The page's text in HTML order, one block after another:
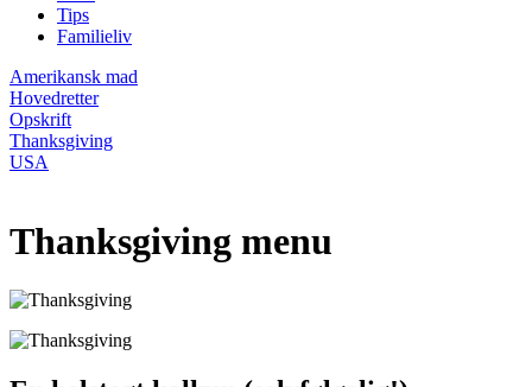
Tips
Familieliv
Amerikansk mad
Hovedretter
Opskrift
Thanksgiving
USA
Thanksgiving menu